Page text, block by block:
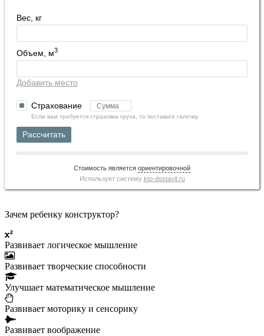
Вес, кг
Объем, м3
Добавить место
Страхование
Если вам требуется страховка груза, то поставьте галочку.
Рассчитать
Стоимость является ориентировочной
Использует систему kto-dostavit.ru
Зачем ребенку конструктор?
Развивает логическое мышление
Развивает творческие способности
Улучшает математическое мышление
Развивает моторику и сенсорику
Развивает воображение